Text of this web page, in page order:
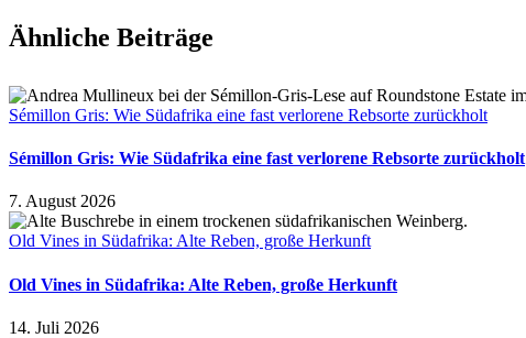
Ähnliche Beiträge
Sémillon Gris: Wie Südafrika eine fast verlorene Rebsorte zurückholt
Sémillon Gris: Wie Südafrika eine fast verlorene Rebsorte zurückholt
7. August 2026
Old Vines in Südafrika: Alte Reben, große Herkunft
Old Vines in Südafrika: Alte Reben, große Herkunft
14. Juli 2026